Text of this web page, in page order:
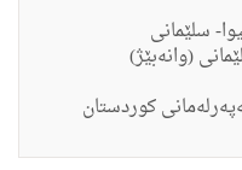
سلێمانى
(وانەبێژ)
كوردستان